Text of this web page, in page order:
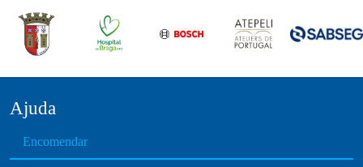
Ajuda
Encomendar